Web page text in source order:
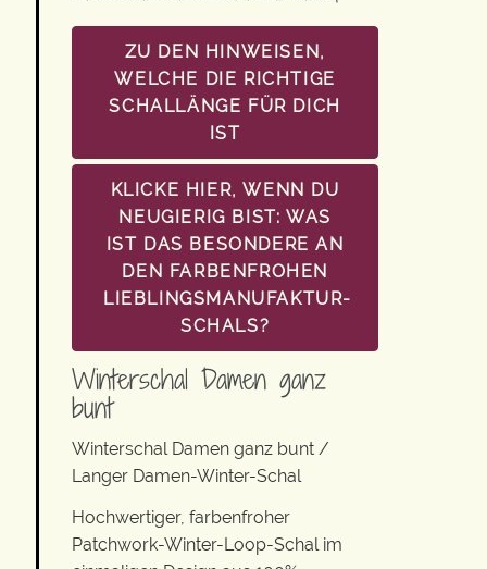
ZU DEN HINWEISEN,
WELCHE DIE RICHTIGE
SCHALLÄNGE FÜR DICH
IST
KLICKE HIER, WENN DU
NEUGIERIG BIST: WAS
IST DAS BESONDERE AN
DEN FARBENFROHEN
LIEBLINGSMANUFAKTUR-
SCHALS?
Winterschal Damen ganz
bunt
Winterschal Damen ganz bunt /
Langer Damen-Winter-Schal
Hochwertiger, farbenfroher
Patchwork-Winter-Loop-Schal im